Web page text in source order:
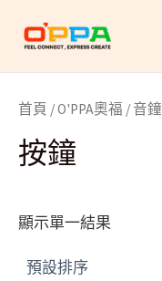
首頁 /O'PPA奧福 / 音鐘
按鐘
顯示單一結果